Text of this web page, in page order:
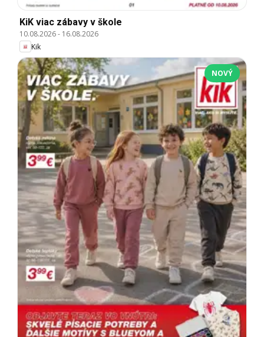
KiK viac zábavy v škole
10.08.2026- 16.08.2026
Kik
NOVÝ